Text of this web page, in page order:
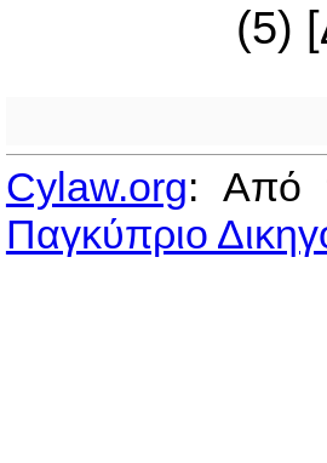
(5)
Cylaw.org: Από
Παγκύπριο